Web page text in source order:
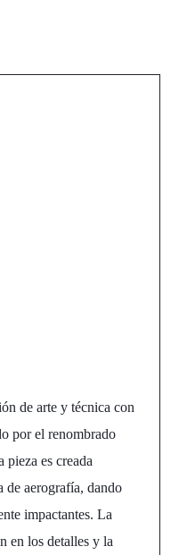
de arte y técnica con
por el renombrado
pieza es creada
de aerografía, dando
impactantes. La
en los detalles y la